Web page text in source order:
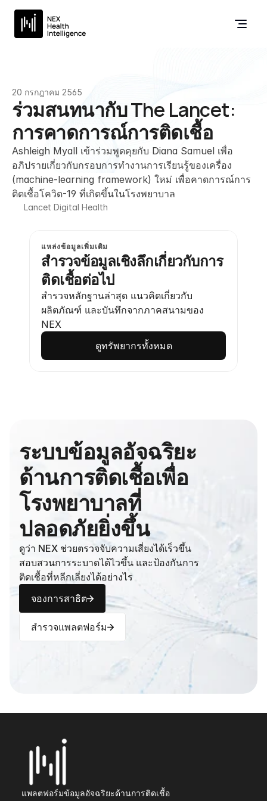
20 กรกฎาคม 2565
ร่วมสนทนากับ The Lancet:
การคาดการณ์การติดเชื้อ
Ashleigh Myall เข้าร่วมพูดคุยกับ Diana Samuel เพื่อ
อภิปรายเกี่ยวกับกรอบการทำงานการเรียนรู้ของเครื่อง
(machine-learning framework) ใหม่ เพื่อคาดการณ์การ
ติดเชื้อโควิด-19 ที่เกิดขึ้นในโรงพยาบาล
Lancet Digital Health
แหล่งข้อมูลเพิ่มเติม
สำรวจข้อมูลเชิงลึกเกี่ยวกับการ
ติดเชื้อต่อไป
สำรวจหลักฐานล่าสุด แนวคิดเกี่ยวกับ
ผลิตภัณฑ์ และบันทึกจากภาคสนามของ
NEX
ดูทรัพยากรทั้งหมด
ระบบข้อมูลอัจฉริยะ
ด้านการติดเชื้อเพื่อ
โรงพยาบาลที่
ปลอดภัยยิ่งขึ้น
ดูว่า NEX ช่วยตรวจจับความเสี่ยงได้เร็วขึ้น
สอบสวนการระบาดได้ไวขึ้น และป้องกันการ
ติดเชื้อที่หลีกเลี่ยงได้อย่างไร
จองการสาธิต
สำรวจแพลตฟอร์ม
แพลตฟอร์มข้อมูลอัจฉริยะด้านการติดเชื้อ